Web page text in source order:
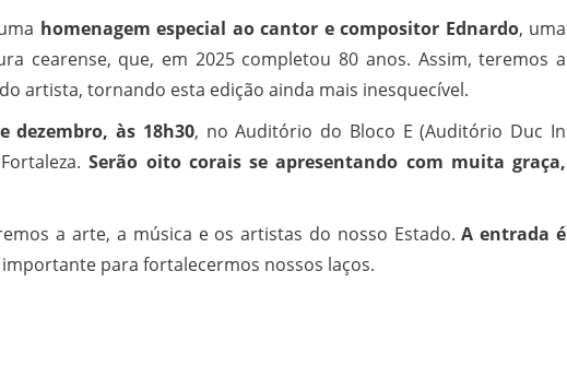
homenagem especial ao cantor e compositor Ednardo, uma
cearense, que, em 2025 completou 80 anos. Assim, teremos a
artista, tornando esta edição ainda mais inesquecível.
dezembro, às 18h30, no Auditório do Bloco E (Auditório Duc In
Serão oito corais se apresentando com muita graça,
a arte, a música e os artistas do nosso Estado.A entrada é
para fortalecermos nossos laços.